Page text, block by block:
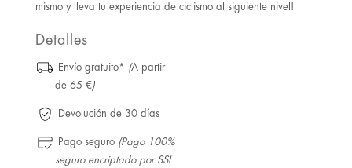
mismo y lleva tu experiencia de ciclismo al siguiente nivel!
Detalles
Envío gratuito* (A partir
de 65 €)
Devolución de 30 días
Pago seguro (Pago 100%
seguro encriptado por SSL